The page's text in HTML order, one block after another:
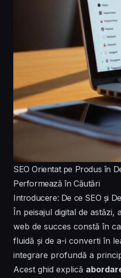
SEO Orientat pe Produs în
Performează în Căutări
Introducere: De ce SEO și
În peisajul digital de
web de succes constă în
fluidă și de a-i converti în
integrare profundă a
Acest ghid explică